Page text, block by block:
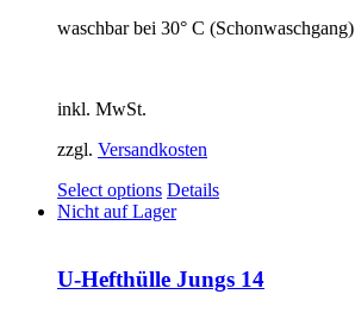
waschbar bei 30° C (Schonwaschgang)
inkl. MwSt.
zzgl. Versandkosten
Select options Details
Nicht auf Lager
U-Hefthülle Jungs 14